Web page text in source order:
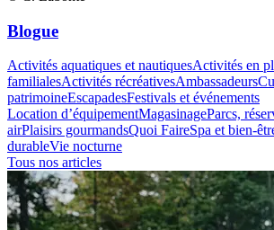
Blogue
Activités aquatiques et nautiquesActivités en
familialesActivités récréativesAmbassadeurs
patrimoineEscapadesFestivals et événements
Location d’équipementMagasinageParcs,
airPlaisirs gourmandsQuoi FaireSpa et bien-
durableVie nocturne
Tous nos articles